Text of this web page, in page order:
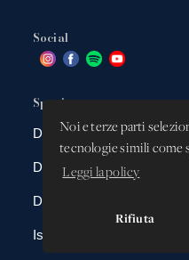
Noi e terze parti
tecnologie simili come
Leggi la policy
Rifiuta
Social
Spazio app
DBAnima
DBContest
DBDrive
Iscrizioni